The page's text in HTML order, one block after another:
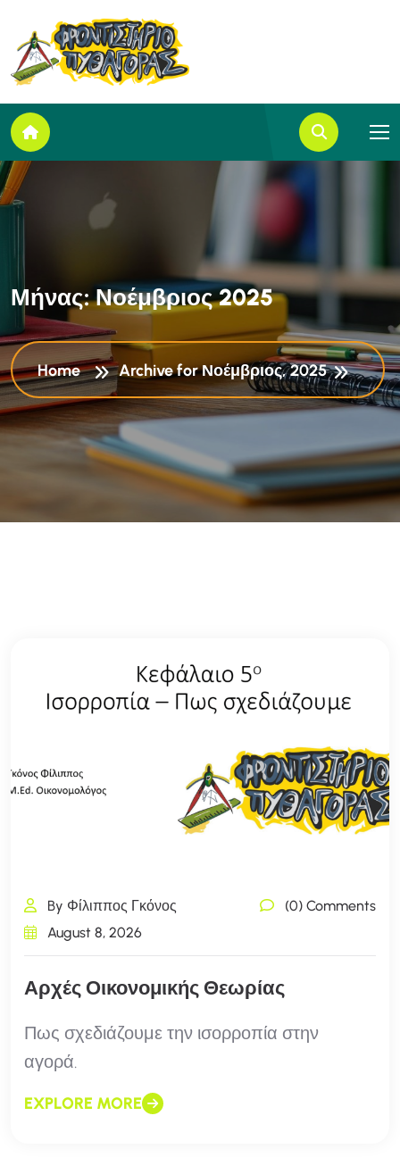
Μήνας:Νοέμβριος2025
Home Archive for Νοέμβριος, 2025
By Φίλιππος Γκόνος
(0) Comments
August 8, 2026
Αρχές Οικονομικής Θεωρίας
Πως σχεδιάζουμε την ισορροπία στην
αγορά.
EXPLORE MORE